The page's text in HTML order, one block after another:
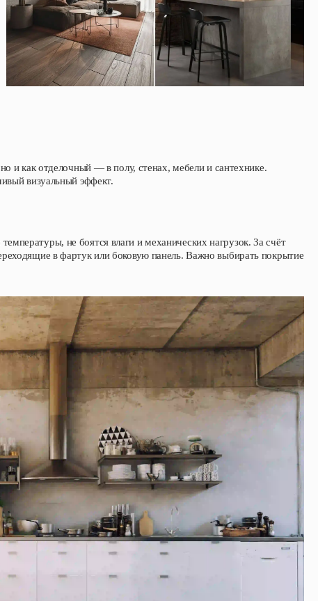
и как отделочный — в полу, стенах, мебели и сантехнике.
визуальный эффект.
не боятся влаги и механических нагрузок. За счёт
в фартук или боковую панель. Важно выбирать покрытие